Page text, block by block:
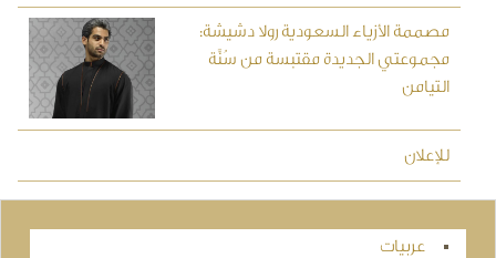
مصممة الأزياء السعودية رولا دشيشة:
مجموعتي الجديدة مقتبسة من سُنَّة
التيامن
للإعلان
عربيات